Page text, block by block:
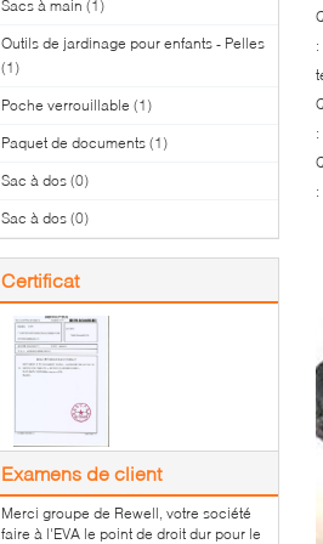
Sacs à main (1)
Outils de jardinage pour enfants - Pelles
(1)
Poche verrouillable (1)
Paquet de documents (1)
Sac à dos (0)
Sac à dos (0)
Certificat
Examens de client
Merci groupe de Rewell, votre société
faire à l'EVA le point de droit dur pour le